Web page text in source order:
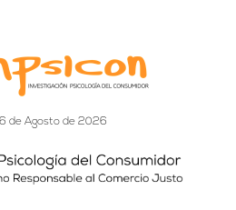
de Agosto de 2026